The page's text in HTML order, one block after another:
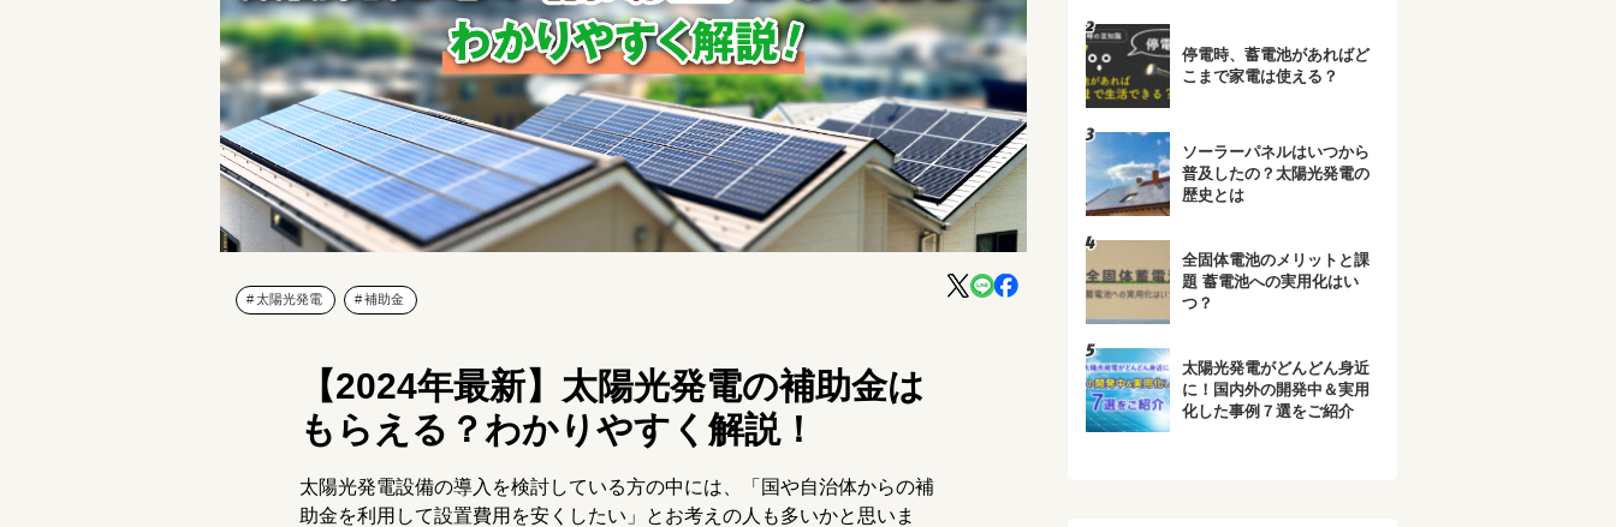
太陽光発電 補助金
【2024年最新】太陽光発電の補助金は
もらえる？わかりやすく解説！
太陽光発電設備の導入を検討している方の中には、「国や自治体からの補
助金を利用して設置費用を安くしたい」とお考えの人も多いかと思いま
停電時、蓄電池があればど
こまで家電は使える？
ソーラーパネルはいつから
普及したの？太陽光発電の
歴史とは
全固体電池のメリットと課
題 蓄電池への実用化はい
つ？
太陽光発電がどんどん身近
に！国内外の開発中＆実用
化した事例７選をご紹介